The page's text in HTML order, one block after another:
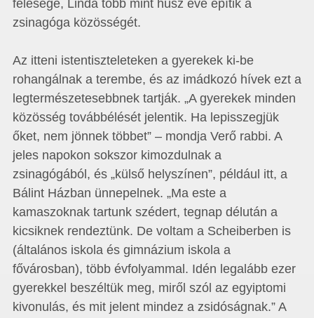
felesége, Linda több mint húsz éve építik a
zsinagóga közösségét.
Az itteni istentiszteleteken a gyerekek ki-be
rohangálnak a terembe, és az imádkozó hívek ezt a
legtermészetesebbnek tartják. „A gyerekek minden
közösség továbbélését jelentik. Ha lepisszegjük
őket, nem jönnek többet” – mondja Verő rabbi. A
jeles napokon sokszor kimozdulnak a
zsinagógából, és „külső helyszínen”, például itt, a
Bálint Házban ünnepelnek. „Ma este a
kamaszoknak tartunk szédert, tegnap délután a
kicsiknek rendeztünk. De voltam a Scheiberben is
(általános iskola és gimnázium iskola a
fővárosban), több évfolyammal. Idén legalább ezer
gyerekkel beszéltük meg, miről szól az egyiptomi
kivonulás, és mit jelent mindez a zsidóságnak.” A